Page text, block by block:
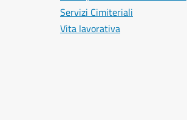
Servizi Cimiteriali
Vita lavorativa